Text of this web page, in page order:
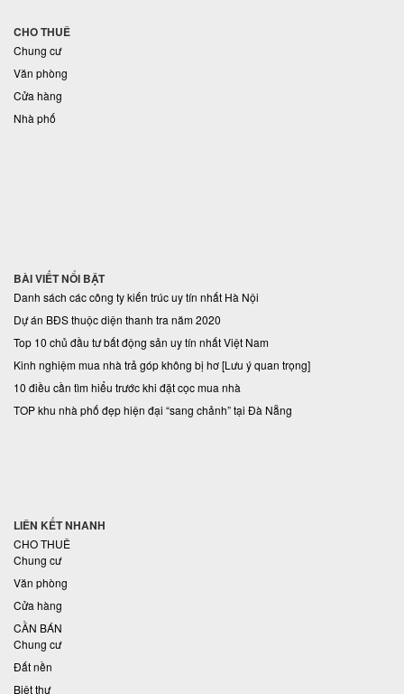
CHO THUÊ
Chung cư
Văn phòng
Cửa hàng
Nhà phố
BÀI VIẾT NỔI BẬT
Danh sách các công ty kiến trúc uy tín nhất Hà Nội
Dự án BĐS thuộc diện thanh tra năm 2020
Top 10 chủ đầu tư bất động sản uy tín nhất Việt Nam
Kinh nghiệm mua nhà trả góp không bị hơ [Lưu ý quan trọng]
10 điều cần tìm hiểu trước khi đặt cọc mua nhà
TOP khu nhà phố đẹp hiện đại “sang chảnh” tại Đà Nẵng
LIÊN KẾT NHANH
CHO THUÊ
Chung cư
Văn phòng
Cửa hàng
CẦN BÁN
Chung cư
Đất nền
Biệt thự